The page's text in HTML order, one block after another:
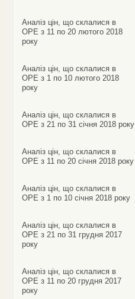
Аналіз цін, що склалися в
ОРЕ з 11 по 20 лютого 2018
року
Аналіз цін, що склалися в
ОРЕ з 1 по 10 лютого 2018
року
Аналіз цін, що склалися в
ОРЕ з 21 по 31 січня 2018 року
Аналіз цін, що склалися в
ОРЕ з 11 по 20 січня 2018 року
Аналіз цін, що склалися в
ОРЕ з 1 по 10 січня 2018 року
Аналіз цін, що склалися в
ОРЕ з 21 по 31 грудня 2017
року
Аналіз цін, що склалися в
ОРЕ з 11 по 20 грудня 2017
року